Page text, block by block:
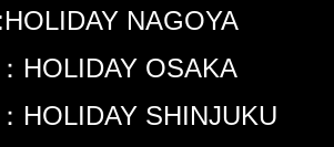
NAGOYA
HOLIDAY OSAKA
HOLIDAY SHINJUKU